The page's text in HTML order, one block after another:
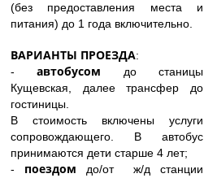
(без предоставления места и
питания) до 1 года включительно.
ВАРИАНТЫ ПРОЕЗДА:
-автобусом до станицы
Кущевская, далее трансфер до
гостиницы.
В стоимость включены услуги
сопровождающего. В автобус
принимаются дети старше 4 лет;
- поездом до/от ж/д станции